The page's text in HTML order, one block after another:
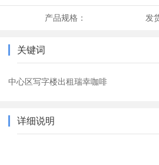
产品规格： 发
关键词
中心区写字楼出租瑞幸咖啡
详细说明